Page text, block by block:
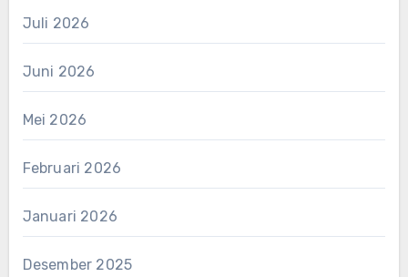
Juli 2026
Juni 2026
Mei 2026
Februari 2026
Januari 2026
Desember 2025